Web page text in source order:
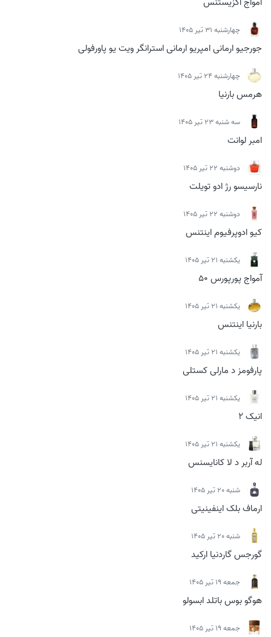
چهارشنبه 31 تیر 1405
جورجیو ارمانی امپریو ارمانی استرانگر ویت یو پاورفولی
چهارشنبه 24 تیر 1405
هرمس بارنیا
سه شنبه 23 تیر 1405
امبر لوانت
دوشنبه 22 تیر 1405
نارسیسو رژ ادو تویلت
دوشنبه 22 تیر 1405
کیو ادوپرفیوم اینتنس
يكشنبه 21 تیر 1405
آمواج پورپورس 50
يكشنبه 21 تیر 1405
بارنیا اینتنس
يكشنبه 21 تیر 1405
پارفومز د مارلی کستلی
يكشنبه 21 تیر 1405
انیک 2
يكشنبه 21 تیر 1405
له آربر د لا کانایسنس
شنبه 20 تیر 1405
ارماف بلک اینفینیتی
شنبه 20 تیر 1405
گورجس گاردنیا ارکید
جمعه 19 تیر 1405
هوگو بوس باتلد ابسولو
جمعه 19 تیر 1405